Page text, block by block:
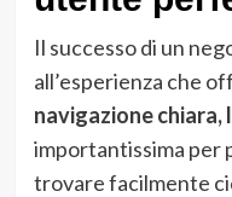
Il successo di un
all’esperienza che
navigazione
importantissima per
trovare facilmente